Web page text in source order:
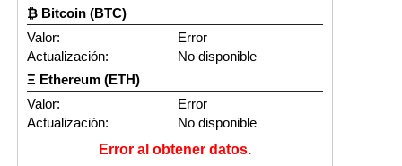
₿ Bitcoin (BTC)
Valor:
Error
Actualización:
No disponible
Ξ Ethereum (ETH)
Valor:
Error
Actualización:
No disponible
Error al obtener datos.